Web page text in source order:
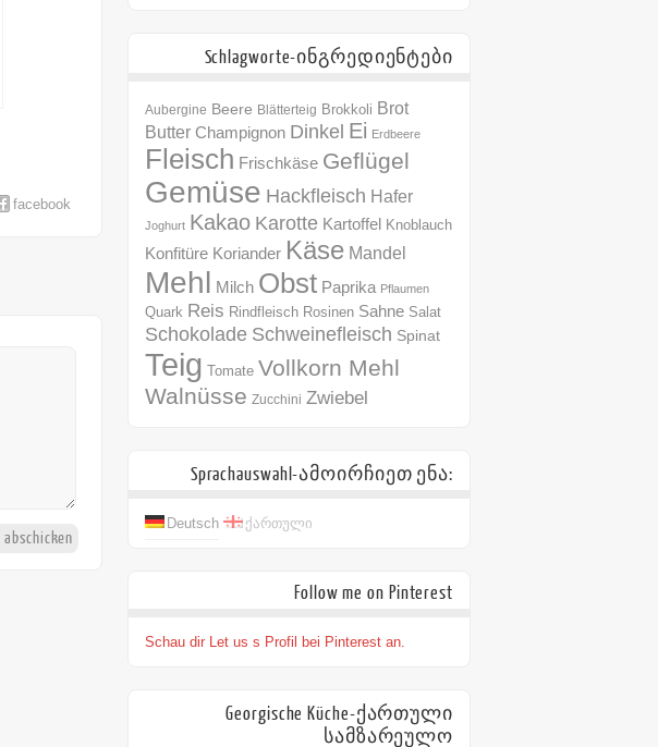
facebook
Schlagworte-ინგრედიენტები
Aubergine Beere Blätterteig Brokkoli Brot
Butter Champignon Dinkel Ei Erdbeere
Fleisch Frischkäse Geflügel
Gemüse Hackfleisch Hafer
Joghurt Kakao Karotte Kartoffel Knoblauch
Konfitüre Koriander Käse Mandel
Mehl Milch Obst Paprika Pflaumen
Quark Reis Rindfleisch Rosinen Sahne Salat
Schokolade Schweinefleisch Spinat
Teig Tomate Vollkorn Mehl
Walnüsse Zucchini Zwiebel
Sprachauswahl-ამოირჩიეთ ენა:
Deutsch ქართული
Follow me on Pinterest
Schau dir Let us s Profil bei Pinterest an.
Georgische Küche-ქართული
სამზარეულო